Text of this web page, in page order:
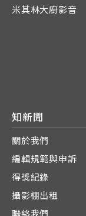
米其林大廚影音
知新聞
關於我們
編輯規範與申訴
得獎紀錄
攝影棚出租
聯絡我們